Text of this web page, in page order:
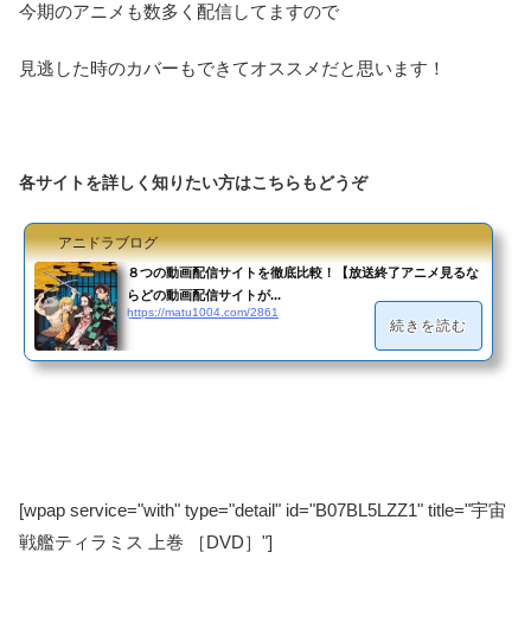
今期のアニメも数多く配信してますので
見逃した時のカバーもできてオススメだと思います！
各サイトを詳しく知りたい方はこちらもどうぞ
アニドラブログ
８つの動画配信サイトを徹底比較！【放送終了アニメ見るな
らどの動画配信サイトが...
https://matu1004.com/2861
続きを読む
[wpap service="with" type="detail" id="B07BL5LZZ1" title="宇宙
戦艦ティラミス 上巻 ［DVD］"]